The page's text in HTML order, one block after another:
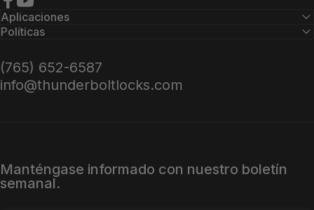
Facebook
YouTube
Aplicaciones
Políticas
(765) 652-6587
info@thunderboltlocks.com
Manténgase informado con nuestro boletín
semanal.